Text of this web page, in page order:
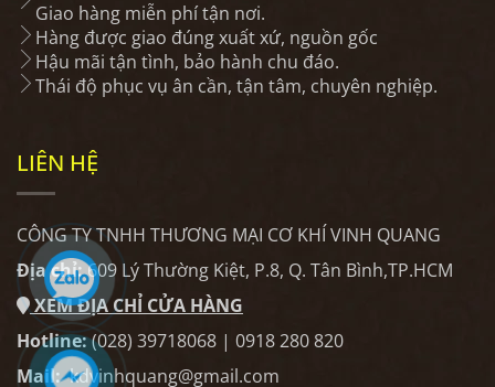
Giao hàng miễn phí tận nơi.
Hàng được giao đúng xuất xứ, nguồn gốc
Hậu mãi tận tình, bảo hành chu đáo.
Thái độ phục vụ ân cần, tận tâm, chuyên nghiệp.
LIÊN HỆ
CÔNG TY TNHH THƯƠNG MẠI CƠ KHÍ VINH QUANG
Địa chỉ:609 Lý Thường Kiệt, P.8, Q. Tân Bình,TP.HCM
XEM ĐỊA CHỈ CỬA HÀNG
Hotline:(028) 39718068 | 0918 280 820
Mail: kdvinhquang@gmail.com